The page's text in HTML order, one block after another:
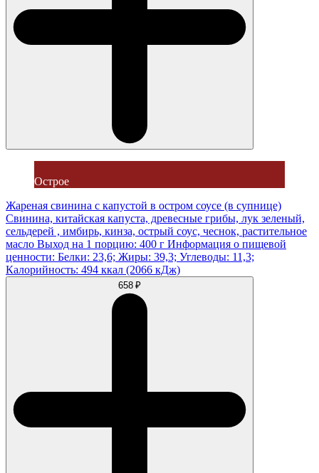
Острое
Жареная свинина с капустой в остром соусе (в супнице)
Свинина, китайская капуста, древесные грибы, лук зеленый,
сельдерей , имбирь, кинза, острый соус, чеснок, растительное
масло Выход на 1 порцию: 400 г Информация о пищевой
ценности: Белки: 23,6; Жиры: 39,3; Углеводы: 11,3;
Калорийность: 494 ккал (2066 кДж)
658 ₽